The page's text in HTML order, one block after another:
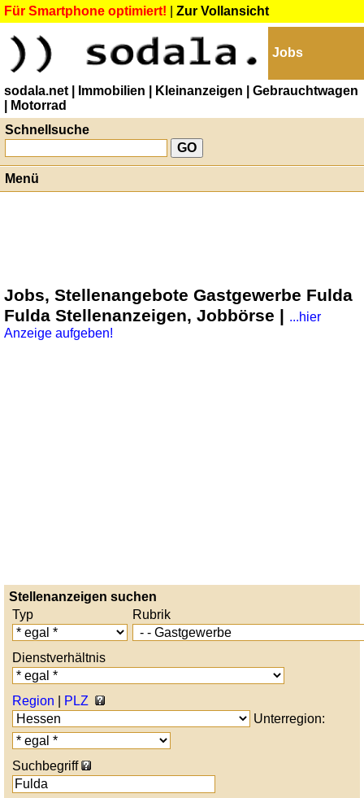
Für Smartphone optimiert! Zur Vollansicht
Jobs
sodala.net | Immobilien | Kleinanzeigen
| Gebrauchtwagen
| Motorrad
Schnellsuche
Menü
Jobs, Stellenangebote Gastgewerbe Fulda
Fulda Stellenanzeigen, Jobbörse | ...hier
Anzeige aufgeben!
Stellenanzeigen suchen
Typ
Rubrik
Dienstverhältnis
Region
PLZ
Unterregion:
Suchbegriff